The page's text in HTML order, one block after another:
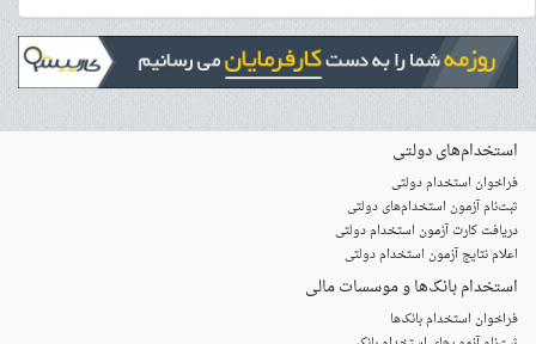
استخدام‌های دولتی
فراخوان استخدام دولتی
ثبت‌نام آزمون‌ استخدام‌های دولتی
دریافت کارت آزمون استخدام دولتی
اعلام نتایج آزمون استخدام دولتی
استخدام‌ بانک‌ها و موسسات مالی
فراخوان استخدام بانک‌ها